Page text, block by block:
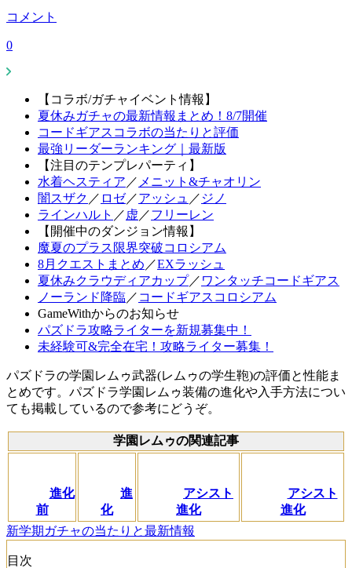
コメント
0
【コラボ/ガチャイベント情報】
夏休みガチャの最新情報まとめ！8/7開催
コードギアスコラボの当たりと評価
最強リーダーランキング｜最新版
【注目のテンプレパーティ】
水着ヘスティア ／ メニット&チャオリン
闇スザク ／ ロゼ／アッシュ ／ ジノ
ラインハルト ／ 虚 ／フリーレン
【開催中のダンジョン情報】
魔夏のプラス限界突破コロシアム
8月クエストまとめ ／EXラッシュ
夏休みクラウディアカップ／ ワンタッチコードギアス
ノーランド降臨／ コードギアスコロシアム
GameWithからのお知らせ
パズドラ攻略ライターを新規募集中！
未経験可&完全在宅！攻略ライター募集！
パズドラの学園レムゥ武器(レムゥの学生鞄)の評価と性能ま
とめです。パズドラ学園レムゥ装備の進化や入手方法につい
ても掲載しているので参考にどうぞ。
学園レムゥの関連記事
進化
前
進
化
アシスト
進化
アシスト
進化
新学期ガチャの当たりと最新情報
目次